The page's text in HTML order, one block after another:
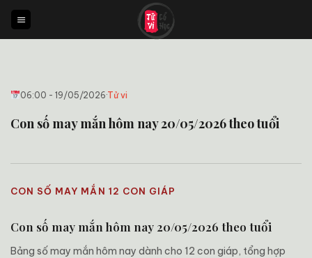
qua
nội
06:00 - 19/05/2026·Tử vi
Con số may mắn hôm nay 20/05/2026 theo tuổi
CON SỐ MAY MẮN 12 CON GIÁP
Con số may mắn hôm nay 20/05/2026 theo tuổi
Bảng số may mắn hôm nay dành cho 12 con giáp, tổng hợp